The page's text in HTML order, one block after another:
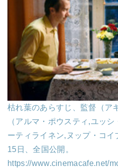
枯れ葉のあらすじ、監督（ア
（アルマ・ポウスティ,ユッ
ーティライネン,ヌップ・コイ
15日、全国公開。
https://www.cinemacafe.net/